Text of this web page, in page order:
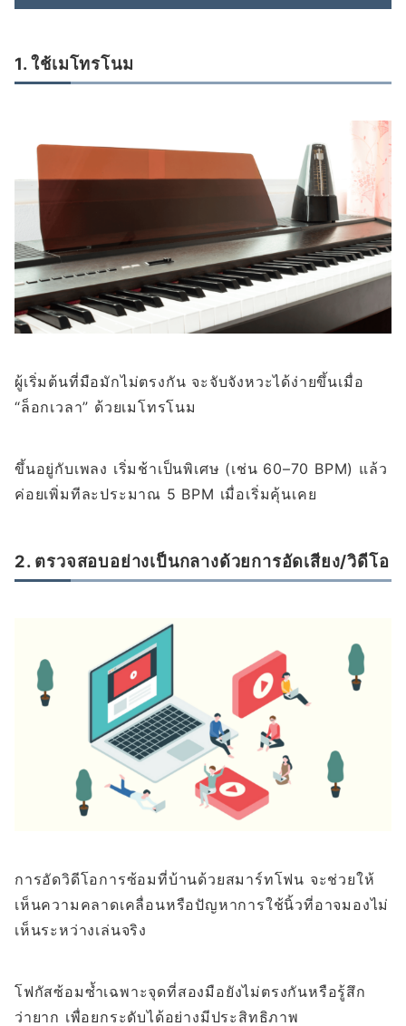
1. ใช้เมโทรโนม
ผู้เริ่มต้นที่มือมักไม่ตรงกัน จะจับจังหวะได้ง่ายขึ้นเมื่อ
“ล็อกเวลา” ด้วยเมโทรโนม
ขึ้นอยู่กับเพลง เริ่มช้าเป็นพิเศษ (เช่น 60–70 BPM) แล้ว
ค่อยเพิ่มทีละประมาณ 5 BPM เมื่อเริ่มคุ้นเคย
2. ตรวจสอบอย่างเป็นกลางด้วยการอัดเสียง/วิดีโอ
การอัดวิดีโอการซ้อมที่บ้านด้วยสมาร์ทโฟน จะช่วยให้
เห็นความคลาดเคลื่อนหรือปัญหาการใช้นิ้วที่อาจมองไม่
เห็นระหว่างเล่นจริง
โฟกัสซ้อมซ้ำเฉพาะจุดที่สองมือยังไม่ตรงกันหรือรู้สึก
ว่ายาก เพื่อยกระดับได้อย่างมีประสิทธิภาพ